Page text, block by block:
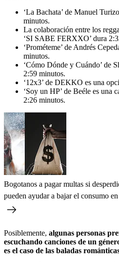
‘La Bachata’ de Manuel
minutos.
La colaboración entre los
‘SI SABE FERXXO’ dura
‘Prométeme’ de Andrés
minutos.
‘Cómo Dónde y Cuándo’ de
2:59 minutos.
‘12x3’ de DEKKO es una
‘Soy un HP’ de Beéle es una
2:26 minutos.
Bogotanos a pagar multas si
pueden ayudar a bajar el consumo
Posiblemente, algunas personas
escuchando canciones de un
es el caso de las baladas